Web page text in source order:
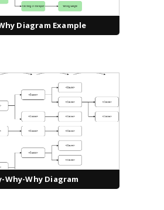
Diagram Example
Why-Why Diagram